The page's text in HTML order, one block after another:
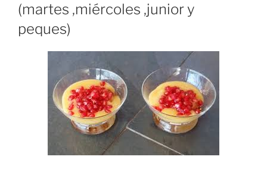
(martes ,miércoles ,junior y
peques)